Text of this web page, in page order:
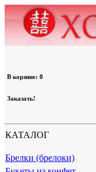
В корзине: 0
Заказать!
КАТАЛОГ
Брелки (брелоки)